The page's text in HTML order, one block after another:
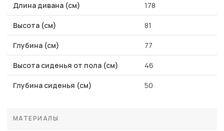
Длина дивана (см) 178
Высота (см) 81
Глубина (см) 77
Высота сиденья от пола (см) 46
Глубина сиденья (см) 50
МАТЕРИАЛЫ